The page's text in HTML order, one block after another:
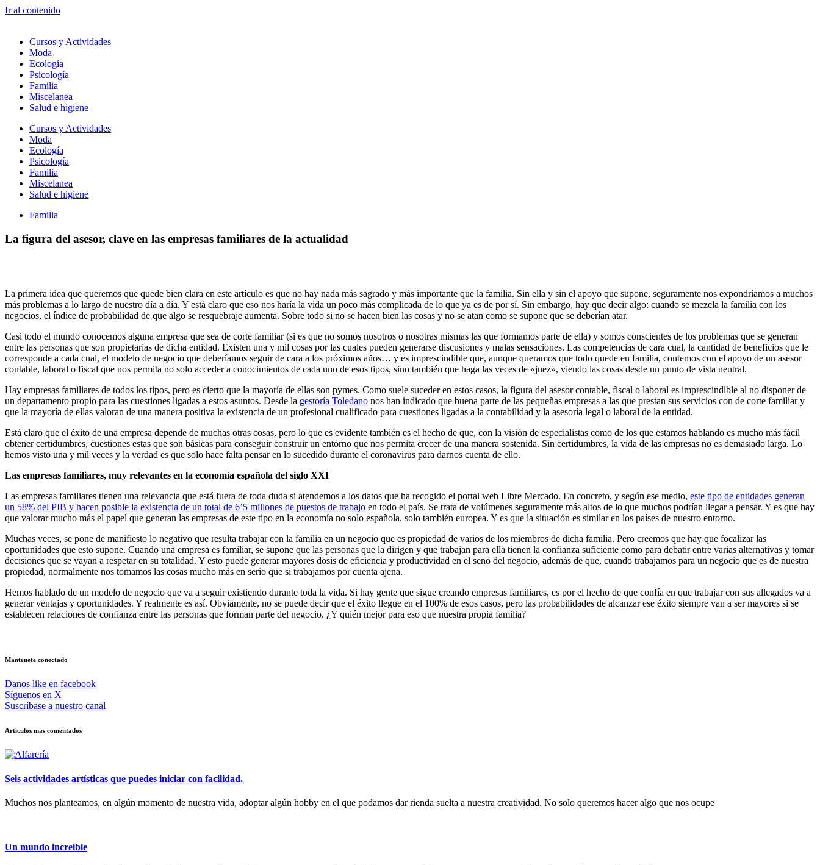
Ir al contenido
Cursos y Actividades
Moda
Ecología
Psicología
Familia
Miscelanea
Salud e higiene
Cursos y Actividades
Moda
Ecología
Psicología
Familia
Miscelanea
Salud e higiene
Familia
La figura del asesor, clave en las empresas familiares de la actualidad
La primera idea que queremos que quede bien clara en este artículo es que no hay nada más sagrado y más importante que la familia. Sin ella y sin el apoyo que supone, seguramente nos expondríamos a muchos
más problemas a lo largo de nuestro día a día. Y está claro que eso nos haría la vida un poco más complicada de lo que ya es de por sí. Sin embargo, hay que decir algo: cuando se mezcla la familia con los
negocios, el índice de probabilidad de que algo se resquebraje aumenta. Sobre todo si no se hacen bien las cosas y no se atan como se supone que se deberían atar.
Casi todo el mundo conocemos alguna empresa que sea de corte familiar (si es que no somos nosotros o nosotras mismas las que formamos parte de ella) y somos conscientes de los problemas que se generan
entre las personas que son propietarias de dicha entidad. Existen una y mil cosas por las cuales pueden generarse discusiones y malas sensaciones. Las competencias de cara cual, la cantidad de beneficios que le
corresponde a cada cual, el modelo de negocio que deberíamos seguir de cara a los próximos años… y es imprescindible que, aunque queramos que todo quede en familia, contemos con el apoyo de un asesor
contable, laboral o fiscal que nos permita no solo acceder a conocimientos de cada uno de esos tipos, sino también que haga las veces de «juez», viendo las cosas desde un punto de vista neutral.
Hay empresas familiares de todos los tipos, pero es cierto que la mayoría de ellas son pymes. Como suele suceder en estos casos, la figura del asesor contable, fiscal o laboral es imprescindible al no disponer de
un departamento propio para las cuestiones ligadas a estos asuntos. Desde la gestoría Toledano nos han indicado que buena parte de las pequeñas empresas a las que prestan sus servicios con de corte familiar y
que la mayoría de ellas valoran de una manera positiva la existencia de un profesional cualificado para cuestiones ligadas a la contabilidad y la asesoría legal o laboral de la entidad.
Está claro que el éxito de una empresa depende de muchas otras cosas, pero lo que es evidente también es el hecho de que, con la visión de especialistas como de los que estamos hablando es mucho más fácil
obtener certidumbres, cuestiones estas que son básicas para conseguir construir un entorno que nos permita crecer de una manera sostenida. Sin certidumbres, la vida de las empresas no es demasiado larga. Lo
hemos visto una y mil veces y la verdad es que solo hace falta pensar en lo sucedido durante el coronavirus para darnos cuenta de ello.
Las empresas familiares, muy relevantes en la economía española del siglo XXI
Las empresas familiares tienen una relevancia que está fuera de toda duda si atendemos a los datos que ha recogido el portal web Libre Mercado. En concreto, y según ese medio, este tipo de entidades generan
un 58% del PIB y hacen posible la existencia de un total de 6’5 millones de puestos de trabajo en todo el país. Se trata de volúmenes seguramente más altos de lo que muchos podrían llegar a pensar. Y es que hay
que valorar mucho más el papel que generan las empresas de este tipo en la economía no solo española, solo también europea. Y es que la situación es similar en los países de nuestro entorno.
Muchas veces, se pone de manifiesto lo negativo que resulta trabajar con la familia en un negocio que es propiedad de varios de los miembros de dicha familia. Pero creemos que hay que focalizar las
oportunidades que esto supone. Cuando una empresa es familiar, se supone que las personas que la dirigen y que trabajan para ella tienen la confianza suficiente como para debatir entre varias alternativas y tomar
decisiones que se vayan a respetar en su totalidad. Y esto puede generar mayores dosis de eficiencia y productividad en el seno del negocio, además de que, cuando trabajamos para un negocio que es de nuestra
propiedad, normalmente nos tomamos las cosas mucho más en serio que si trabajamos por cuenta ajena.
Hemos hablado de un modelo de negocio que va a seguir existiendo durante toda la vida. Si hay gente que sigue creando empresas familiares, es por el hecho de que confía en que trabajar con sus allegados va a
generar ventajas y oportunidades. Y realmente es así. Obviamente, no se puede decir que el éxito llegue en el 100% de esos casos, pero las probabilidades de alcanzar ese éxito siempre van a ser mayores si se
establecen relaciones de confianza entre las personas que forman parte del negocio. ¿Y quién mejor para eso que nuestra propia familia?
Mantenete conectado
Danos like en facebook
Síguenos en X
Suscríbase a nuestro canal
Artículos mas comentados
Seis actividades artísticas que puedes iniciar con facilidad.
Muchos nos planteamos, en algún momento de nuestra vida, adoptar algún hobby en el que podamos dar rienda suelta a nuestra creatividad. No solo queremos hacer algo que nos ocupe
Un mundo increible